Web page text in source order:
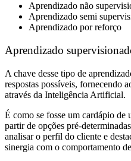
Aprendizado não
Aprendizado semi
Aprendizado por reforço
Aprendizado
A chave desse tipo de
respostas possíveis, fornecendo
através da Inteligência Artificial.
É como se fosse um cardápio de
partir de opções pré-
analisar o perfil do cliente e
sinergia com o comportamento